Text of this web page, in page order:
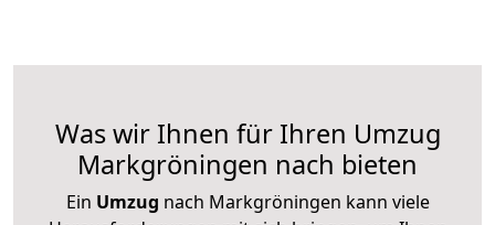
Was wir Ihnen für Ihren Umzug
Markgröningen nach bieten
Ein Umzug nach Markgröningen kann viele